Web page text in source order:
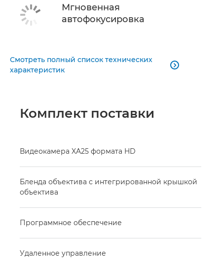
Мгновенная
автофокусировка
Смотреть полный список технических
характеристик

Комплект поставки
Видеокамера XA25 формата HD
Бленда объектива с интегрированной крышкой
объектива
Программное обеспечение
Удаленное управление